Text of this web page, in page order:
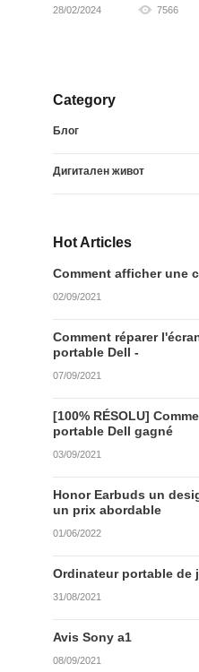
28/02/2024 7566
Category
Блог
Дигитален живот
Hot Articles
Comment afficher une
02/09/2021
Comment réparer
portable Dell -
07/09/2021
[100% RÉSOLU]
portable Dell gagné
03/09/2021
Honor Earbuds un
un prix abordable
01/06/2022
Ordinateur portable de
31/08/2021
Avis Sony a1
08/09/2021